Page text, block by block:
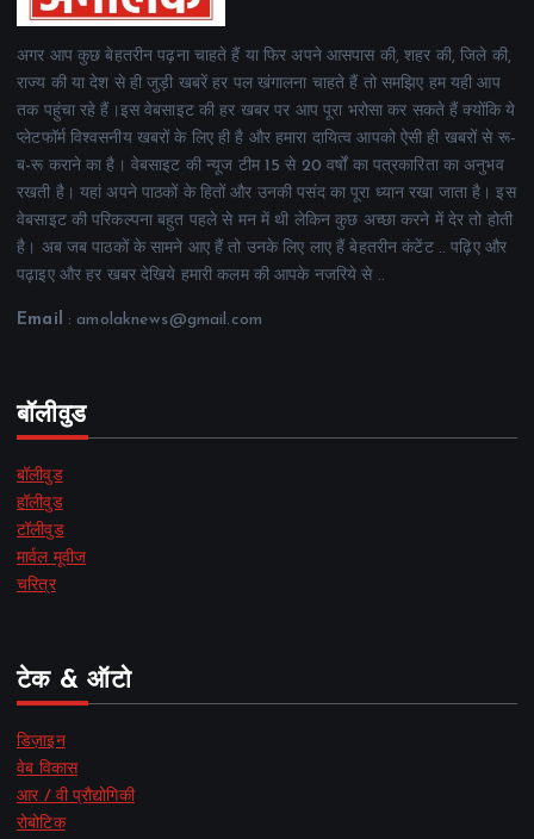
अगर आप कुछ बेहतरीन पढ़ना चाहते हैं या फिर अपने आसपास की, शहर की, जिले की,
राज्य की या देश से ही जुड़ी खबरें हर पल खंगालना चाहते हैं तो समझिए हम यही आप
तक पहुंचा रहे हैं।इस वेबसाइट की हर खबर पर आप पूरा भरोसा कर सकते हैं क्योंकि ये
प्लेटफॉर्म विश्वसनीय खबरों के लिए ही है और हमारा दायित्व आपको ऐसी ही खबरों से रू-
ब-रू कराने का है। वेबसाइट की न्यूज टीम 15 से 20 वर्षों का पत्रकारिता का अनुभव
रखती है। यहां अपने पाठकों के हितों और उनकी पसंद का पूरा ध्यान रखा जाता है। इस
वेबसाइट की परिकल्पना बहुत पहले से मन में थी लेकिन कुछ अच्छा करने में देर तो होती
है। अब जब पाठकों के सामने आए हैं तो उनके लिए लाए हैं बेहतरीन कंटेंट .. पढ़िए और
पढ़ाइए और हर खबर देखिये हमारी कलम की आपके नजरिये से ..
Email : amolaknews@gmail.com
बॉलीवुड
बॉलीवुड
हॉलीवुड
टॉलीवुड
मार्वल मूवीज
चरित्र
टेक & ऑटो
डिज़ाइन
वेब विकास
आर / वी प्रौद्योगिकी
रोबोटिक